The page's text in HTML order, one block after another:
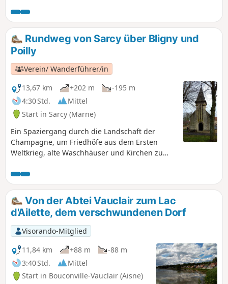
Rundweg von Sarcy über Bligny und
Poilly
Verein/ Wanderführer/in
13,67 km
+202 m
-195 m
4:30 Std.
Mittel
Start in Sarcy (Marne)
Ein Spaziergang durch die Landschaft der
Champagne, um Friedhöfe aus dem Ersten
Weltkrieg, alte Waschhäuser und Kirchen zu
Von der Abtei Vauclair zum Lac
d'Ailette, dem verschwundenen Dorf
Visorando-Mitglied
11,84 km
+88 m
-88 m
3:40 Std.
Mittel
Start in Bouconville-Vauclair (Aisne)